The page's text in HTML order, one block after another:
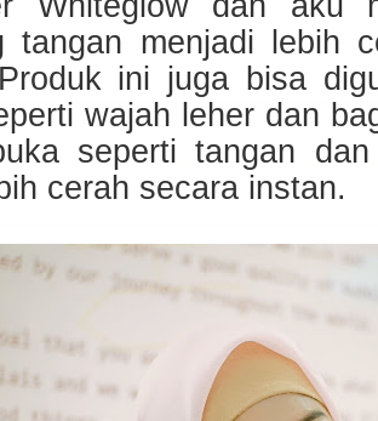
tangan menjadi lebih
ini juga bisa
wajah leher dan
seperti tangan
cerah secara instan.